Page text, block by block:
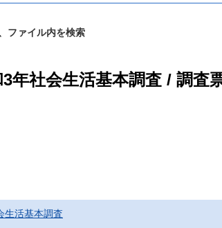
ファイル内を検索
年社会生活基本調査 / 調
生活基本調査